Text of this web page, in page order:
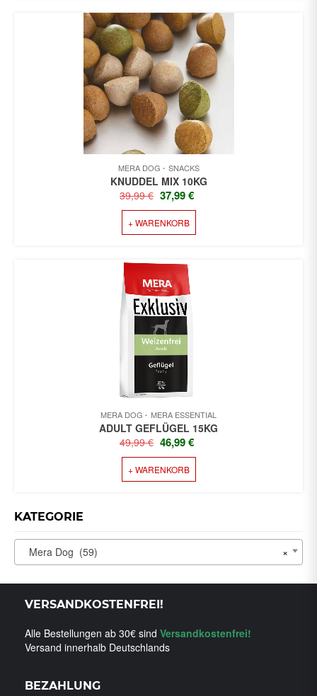
MERA DOG SNACKS
KNUDDEL MIX 10KG
39,99€ URSPRÜNGLICHER
PREIS
WAR:
39,99 €
37,99€
+ WARENKORB
MERA DOG MERA ESSENTIAL
ADULT GEFLÜGEL 15KG
49,99€ URSPRÜNGLICHER
PREIS
WAR:
49,99 €
46,99€
+ WARENKORB
KATEGORIE
×
Mera Dog (59)
VERSANDKOSTENFREI!
Alle Bestellungen ab 30€ sind Versandkostenfrei!
Versand innerhalb Deutschlands
BEZAHLUNG